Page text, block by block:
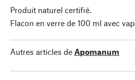
Produit naturel certifié.
Flacon en verre de 100 ml avec
Autres articles de Apomanum